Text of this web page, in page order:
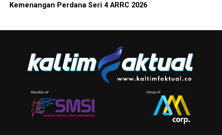
Kemenangan Perdana Seri 4 ARRC 2026